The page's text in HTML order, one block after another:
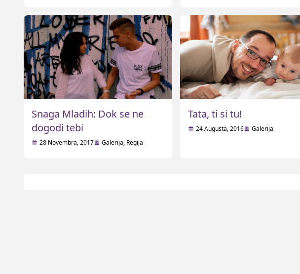
saradnji sa partnerskim
redovno obezbjeđuje hranu,
vodu, i sve drugo što je
Snaga Mladih: Dok se ne
dogodi tebi
28 Novembra, 2017 Galerija, Regija
Tata, ti si tu!
24 Augusta, 2016 Galerija